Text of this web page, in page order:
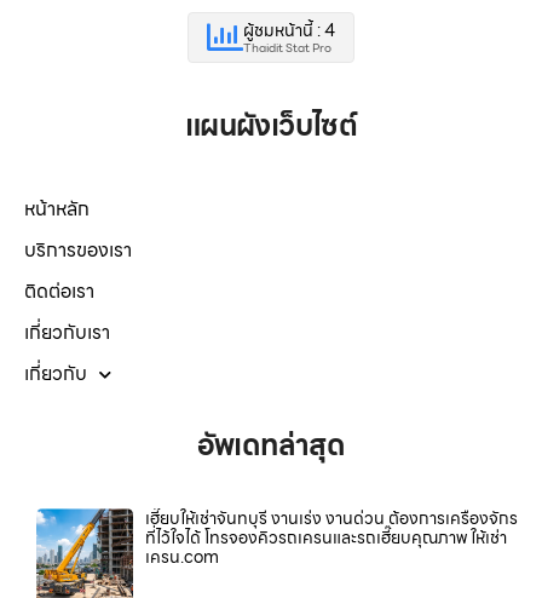
ผู้ชมหน้านี้ : 4
Thaidit Stat Pro
แผนผังเว็บไซต์
หน้าหลัก
บริการของเรา
ติดต่อเรา
เกี่ยวกับเรา
เกี่ยวกับ
อัพเดทล่าสุด
เฮี๊ยบให้เช่าจันทบุรี งานเร่ง งานด่วน ต้องการเครื่องจักร
ที่ไว้ใจได้ โทรจองคิวรถเครนและรถเฮี๊ยบคุณภาพ ให้เช่า
เครน.com